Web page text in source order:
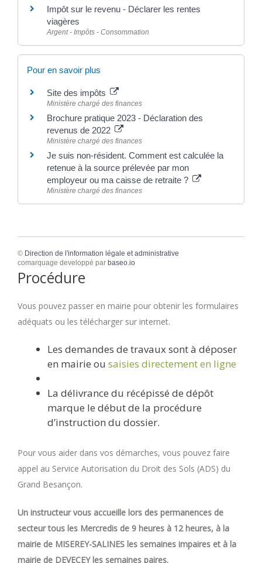
Impôt sur le revenu - Déclarer les rentes
viagères
Argent - Impôts - Consommation
Pour en savoir plus
Site des impôts
Ministère chargé des finances
Brochure pratique 2023 - Déclaration des
revenus de 2022
Ministère chargé des finances
Je suis non-résident. Comment est calculée la
retenue à la source prélevée par mon
employeur ou ma caisse de retraite ?
Ministère chargé des finances
© Direction de l'information légale et administrative
comarquage developpé par baseo.io
Procédure
Vous pouvez passer en mairie pour obtenir les formulaires
adéquats ou les télécharger sur internet.
Les demandes de travaux sont à déposer
en mairie ou saisies directement en ligne
La délivrance du récépissé de dépôt
marque le début de la procédure
d’instruction du dossier.
Pour vous aider dans vos démarches, vous pouvez faire
appel au Service Autorisation du Droit des Sols (ADS) du
Grand Besançon.
Un instructeur vous accueille lors des permanences de
secteur tous les Mercredis de 9 heures à 12 heures, à la
mairie de MISEREY-SALINES les semaines impaires et à la
mairie de DEVECEY les semaines paires.